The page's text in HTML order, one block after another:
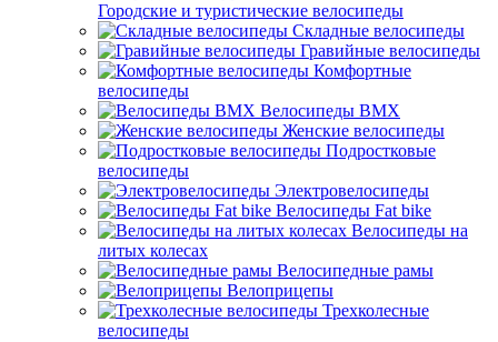
Городские и туристические велосипеды
Складные велосипеды
Гравийные велосипеды
Комфортные
велосипеды
Велосипеды BMX
Женские велосипеды
Подростковые
велосипеды
Электровелосипеды
Велосипеды Fat bike
Велосипеды на
литых колесах
Велосипедные рамы
Велоприцепы
Трехколесные
велосипеды